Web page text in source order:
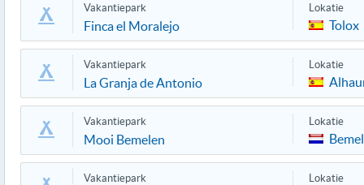
Vakantiepark
Finca el Moralejo
Lokatie
Tolox
Vakantiepark
La Granja de Antonio
Lokatie
Vakantiepark
Mooi Bemelen
Lokatie
Vakantiepark Lokatie